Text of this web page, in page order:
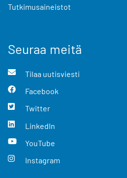
Tutkimusaineistot
Seuraa meitä
Tilaa uutisviesti
Facebook
Twitter
LinkedIn
YouTube
Instagram